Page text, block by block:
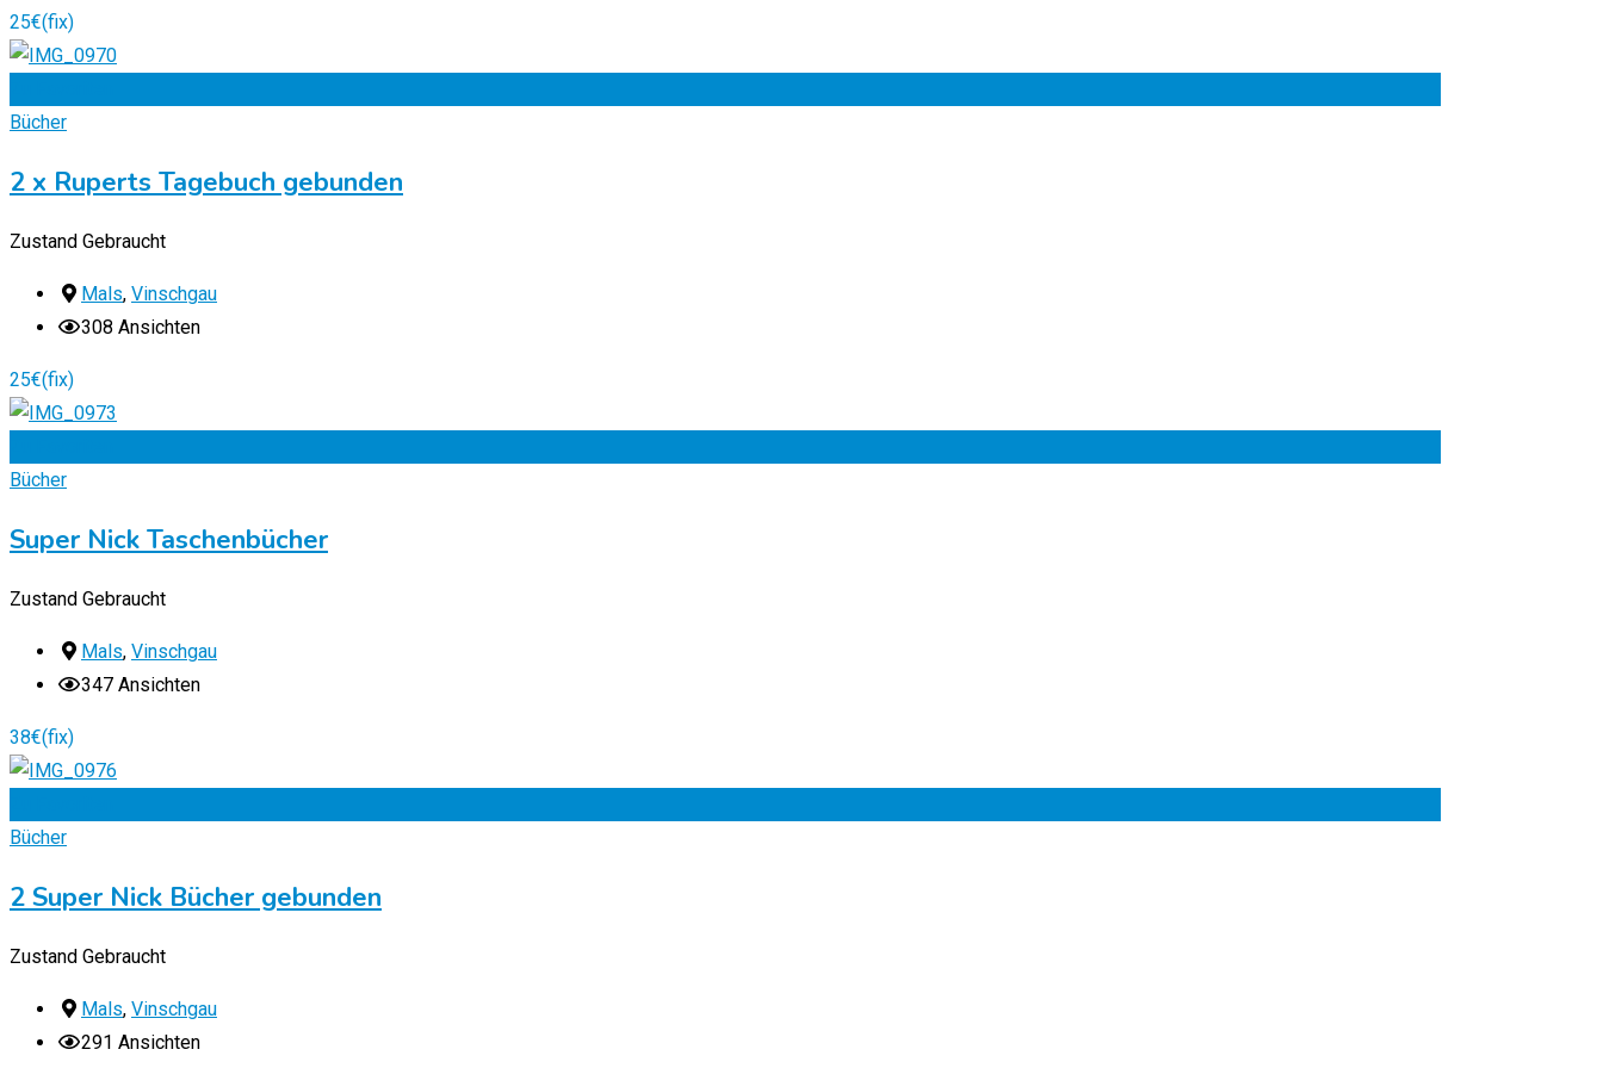
25€(fix)
Bücher
2 x Ruperts Tagebuch gebunden
Zustand Gebraucht
Mals, Vinschgau
308 Ansichten
25€(fix)
Bücher
Super Nick Taschenbücher
Zustand Gebraucht
Mals, Vinschgau
347 Ansichten
38€(fix)
Bücher
2 Super Nick Bücher gebunden
Zustand Gebraucht
Mals, Vinschgau
291 Ansichten